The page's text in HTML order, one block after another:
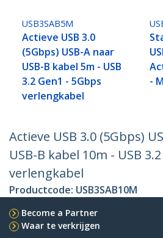
USB3SAB5M
Actieve USB 3.0
(5Gbps) USB-A naar
USB-B kabel 5m - USB
3.2 Gen1 - 5Gbps
verlengkabel
-
Actieve USB 3.0 (5Gbps)
USB-B kabel 10m - USB
verlengkabel
Productcode: USB3SAB10M
Become a Partner
Waar te verkrijgen